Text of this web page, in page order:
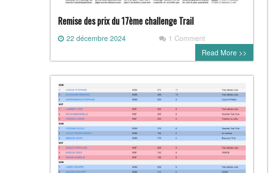
Remise des prix du 17ème challenge Trail
22 décembre 2024
1 Comment
Read More >>